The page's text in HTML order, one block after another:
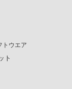
ウエア
ト